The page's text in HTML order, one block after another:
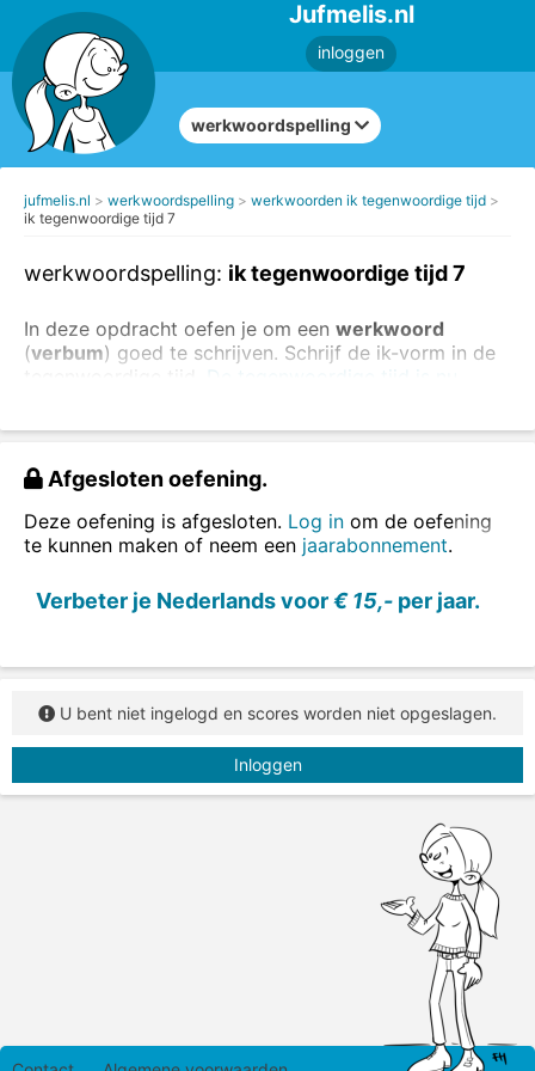
Jufmelis.nl
inloggen
werkwoordspelling
jufmelis.nl werkwoordspelling
werkwoorden ik tegenwoordige tijd
ik tegenwoordige tijd 7
werkwoordspelling: ik tegenwoordige tijd 7
In deze opdracht oefen je om een werkwoord
(verbum) goed te schrijven. Schrijf de ik-vorm in de
Schrijf de ik-vorm van de werkwoorden.
Afgesloten oefening.
Deze oefening is afgesloten. Log in om de oefening
te kunnen maken of neem een jaarabonnement.
Verbeter je Nederlands voor€ 15,- per jaar.
U bent niet ingelogd en scores worden niet opgeslagen.
Inloggen